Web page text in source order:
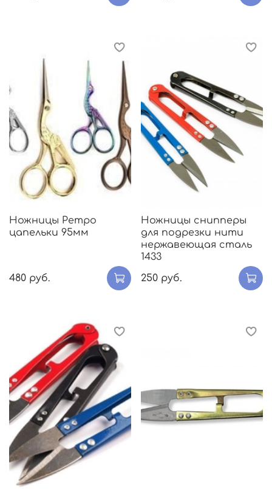
Ножницы Ретро
цапельки 95мм
480 руб.
Ножницы снипперы
для подрезки нити
нержавеющая сталь
1433
250 руб.